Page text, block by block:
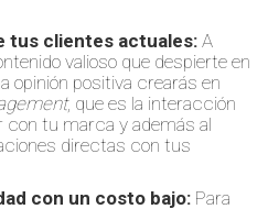
tus clientes actuales: A
valioso que despierte en
opinión positiva crearás en
, que es la interacción
tu marca y además al
directas con tus
con un costo bajo: Para